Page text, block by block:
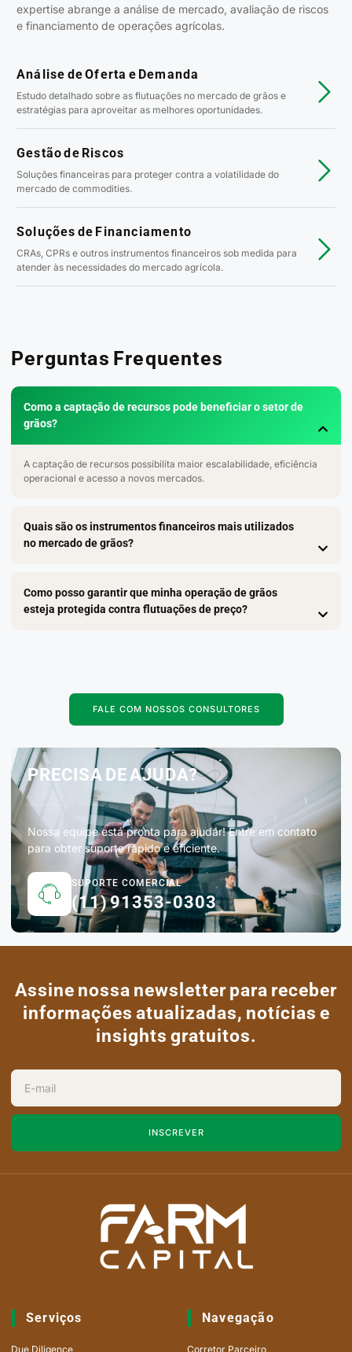
expertise abrange a análise de mercado, avaliação de riscos
e financiamento de operações agrícolas.
Análise de Oferta e Demanda
Estudo detalhado sobre as flutuações no mercado de grãos e
estratégias para aproveitar as melhores oportunidades.
Gestão de Riscos
Soluções financeiras para proteger contra a volatilidade do
mercado de commodities.
Soluções de Financiamento
CRAs, CPRs e outros instrumentos financeiros sob medida para
atender às necessidades do mercado agrícola.
Perguntas Frequentes
Como a captação de recursos pode beneficiar o setor de
grãos?
A captação de recursos possibilita maior escalabilidade, eficiência
operacional e acesso a novos mercados.
Quais são os instrumentos financeiros mais utilizados
no mercado de grãos?
Como posso garantir que minha operação de grãos
esteja protegida contra flutuações de preço?
FALE COM NOSSOS CONSULTORES
PRECISA DE AJUDA?
Nossa equipe está pronta para ajudar! Entre em contato
para obter suporte rápido e eficiente.
SUPORTE COMERCIAL
(11) 91353-0303
Assine nossa newsletter para receber
informações atualizadas, notícias e
insights gratuitos.
INSCREVER
Serviços
Due Diligence
Navegação
Corretor Parceiro